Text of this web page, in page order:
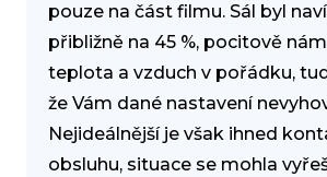
pouze na část filmu. Sál byl
přibližně na 45 %, pocitově
teplota a vzduch v pořádku,
že Vám dané nastavení
Nejideálnější je však ihned
obsluhu, situace se mohla